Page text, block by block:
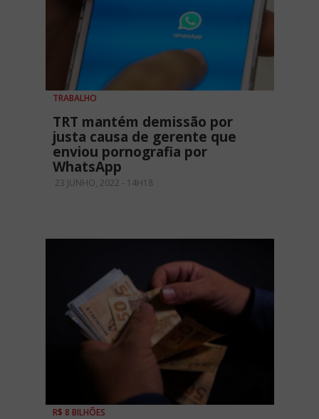
TRABALHO
TRT mantém demissão por
justa causa de gerente que
enviou pornografia por
WhatsApp
23 JUNHO, 2022 - 14H18
R$ 8 BILHÕES